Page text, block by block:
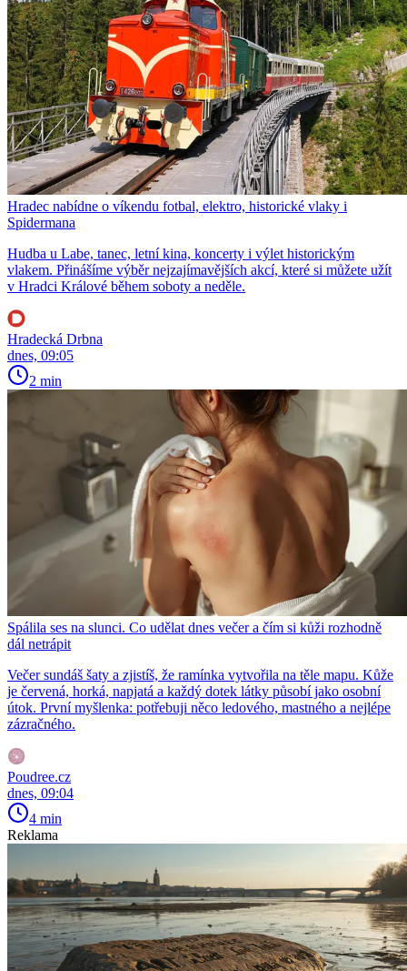
Hradec nabídne o víkendu fotbal, elektro, historické vlaky i
Spidermana
Hudba u Labe, tanec, letní kina, koncerty i výlet historickým
vlakem. Přinášíme výběr nejzajímavějších akcí, které si můžete užít
v Hradci Králové během soboty a neděle.
Hradecká Drbna
dnes, 09:05
2 min
Spálila ses na slunci. Co udělat dnes večer a čím si kůži rozhodně
dál netrápit
Večer sundáš šaty a zjistíš, že ramínka vytvořila na těle mapu. Kůže
je červená, horká, napjatá a každý dotek látky působí jako osobní
útok. První myšlenka: potřebuji něco ledového, mastného a nejlépe
zázračného.
Poudree.cz
dnes, 09:04
4 min
Reklama